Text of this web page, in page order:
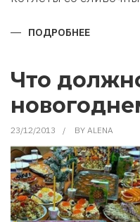
ПОДРОБНЕЕ
Что
23/12/2013 BY ALENA